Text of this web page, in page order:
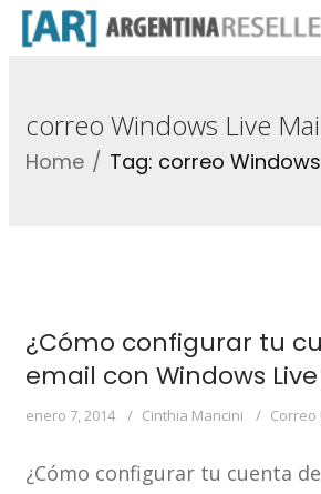
correo Windows Live
Home Tag: correo Windows
¿Cómo configurar tu
email con Windows
enero 7, 2014 Cinthia Mancini Correo
¿Cómo configurar tu cuenta